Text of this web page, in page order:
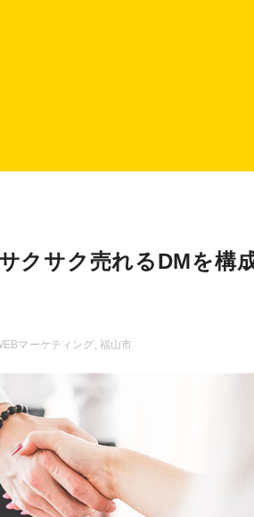
クサク売れるDMを構
マーケティング, 福山市